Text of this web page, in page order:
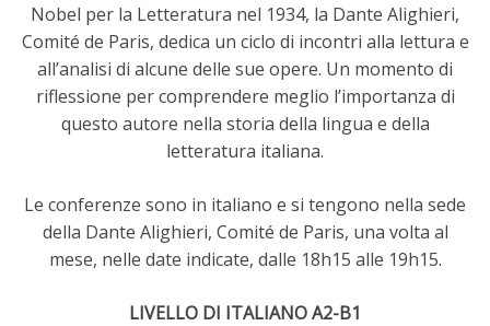
Nobel per la Letteratura nel 1934, la Dante Alighieri,
Comité de Paris, dedica un ciclo di incontri alla lettura e
all’analisi di alcune delle sue opere. Un momento di
riflessione per comprendere meglio l’importanza di
questo autore nella storia della lingua e della
letteratura italiana.
Le conferenze sono in italiano e si tengono nella sede
della Dante Alighieri, Comité de Paris, una volta al
mese, nelle date indicate, dalle 18h15 alle 19h15.
LIVELLO DI ITALIANO A2-B1